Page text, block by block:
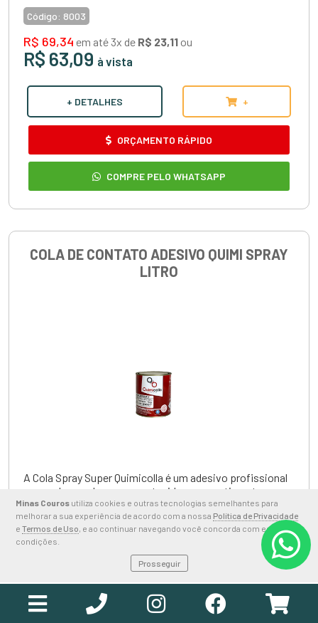
Minas Couros utiliza cookies e outras tecnologias semelhantes para
melhorar a sua experiência de acordo com a nossa Política de Privacidade
e Termos de Uso, e ao continuar navegando você concorda com estas
condições.
Prosseguir
Código: 8003
R$ 69,34 em até 3x de R$ 23,11 ou
R$ 63,09 à vista
+ DETALHES +
ORÇAMENTO RÁPIDO
COMPRE PELO WHATSAPP
COLA DE CONTATO ADESIVO QUIMI SPRAY
LITRO
A Cola Spray Super Quimicolla é um adesivo profissional
para colagem de espumas, tecidos e revestimentos, com
aplicação uniforme por pistola e ótima aderência.
Código:
R$ 7,23ou
R$ 19,74à vista